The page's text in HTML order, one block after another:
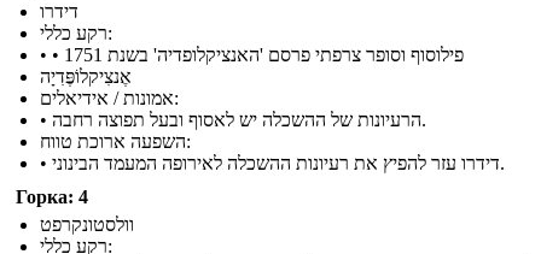
דידרו
רקע כללי:
• • פילוסוף וסופר צרפתי פרסם 'האנציקלופדיה' בשנת 1751
אֶנצִיקלוֹפֶּדִיָה
אמונות / אידיאלים:
• הרעיונות של ההשכלה יש לאסוף ובעל תפוצה רחבה.
השפעה ארוכת טווח:
• דידרו עזר להפיץ את רעיונות ההשכלה לאירופה המעמד הבינוני.
Горка: 4
וולסטונקרפט
רקע כללי: